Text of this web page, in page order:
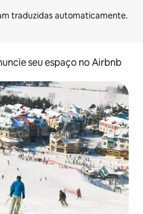
seu espaço no Airbnb